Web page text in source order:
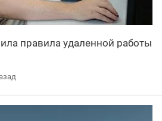
правила удаленной работы